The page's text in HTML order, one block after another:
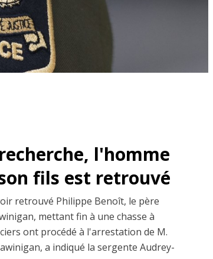
l'homme
fils est retrouvé
retrouvé Philippe Benoît, le père
mettant fin à une chasse à
ont procédé à l'arrestation de M.
a indiqué la sergente Audrey-